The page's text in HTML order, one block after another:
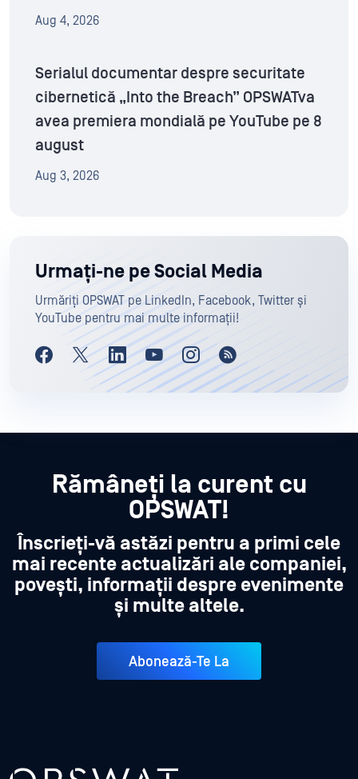
Aug 4, 2026
Serialul documentar despre securitate
cibernetică „Into the Breach” OPSWATva
avea premiera mondială pe YouTube pe 8
august
Aug 3, 2026
Urmați-ne pe Social Media
Urmăriți OPSWAT pe LinkedIn, Facebook, Twitter și
YouTube pentru mai multe informații!
Rămâneți la curent cu
OPSWAT!
Înscrieți-vă astăzi pentru a primi cele
mai recente actualizări ale companiei,
povești, informații despre evenimente
și multe altele.
Abonează-Te La